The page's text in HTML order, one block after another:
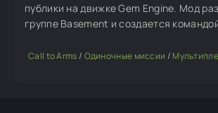
публики на движке Gem Engine. Мод
группе Basement и создается
талантливых художников, которые
Call to Arms / Одиночные миссии /